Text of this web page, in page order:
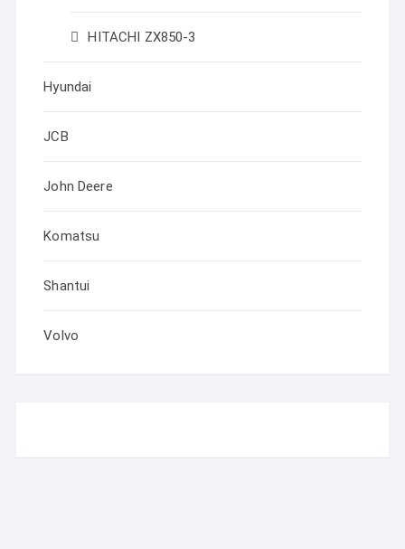
HITACHI ZX850-3
Hyundai
JCB
John Deere
Komatsu
Shantui
Volvo